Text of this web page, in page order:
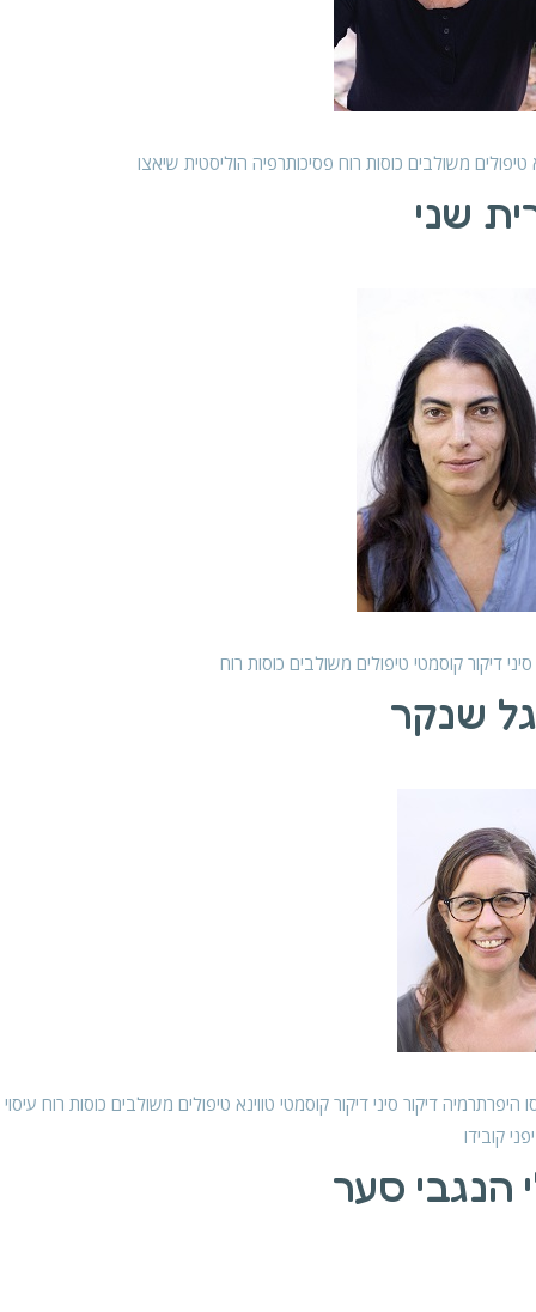
טיפולים משולבים כוסות רוח פסיכותרפיה הוליסטית שיאצו
שני
דיקור קוסמטי טיפולים משולבים כוסות רוח
שנקר
היפרתרמיה דיקור סיני דיקור קוסמטי טווינא טיפולים משולבים כוסות רוח עיסוי
קובידו
הנגבי סער